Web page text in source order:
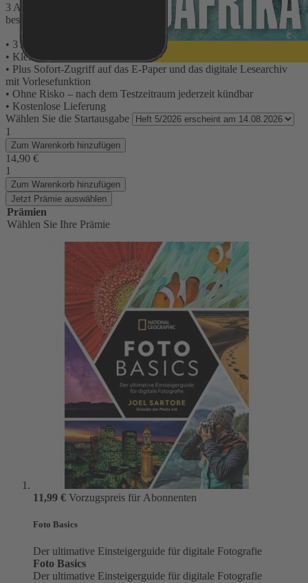
3 Ausgaben Print + Digital bequem und sicher direkt beim Verlag
bestellen und Vorteile testen:
• 3 Ausgaben mit Preisvorteil testen und sparen
• Kleine Dankeschön-Prämie zur Auswahl für Sie
• Plus Sofort-Zugriff auf das E-Paper und das digitale Lesearchiv
mit Vorlesefunktion
• Ohne Risko – nach dem Testzeitraum jederzeit kündbar
• Kostenlose Lieferung
Wählen Sie die Startausgabe
1
Zum Warenkorb hinzufügen
14,90 €
1
Zum Warenkorb hinzufügen
Jetzt Prämie auswählen
Prämien
Wählen Sie Ihre Prämie
11,99 € Vorzugspreis für Abonnenten
Foto Basics
Der ultimative Einsteigerguide für digitale Fotografie
Foto Basics
Der ultimative Einsteigerguide für digitale Fotografie